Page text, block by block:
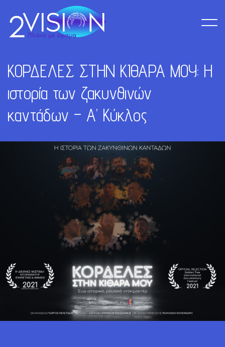
ΚΟΡΔΕΛΕΣ ΣΤΗΝ ΚΙΘΑΡΑ ΜΟΥ: Η
ιστορία των ζακυνθινών
καντάδων – Α’ Κύκλος